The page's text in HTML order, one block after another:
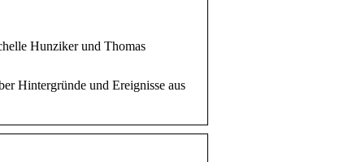
Hunziker und Thomas
Hintergründe und Ereignisse aus